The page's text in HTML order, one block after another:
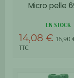
Micro pelle
EN STOCK
14,08 € 16,90
TTC